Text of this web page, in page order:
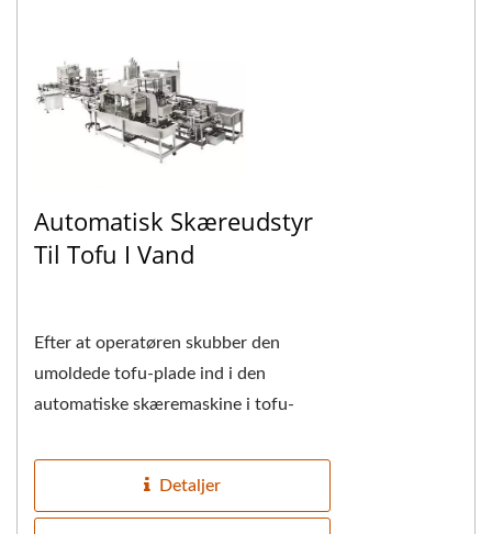
Automatisk Skæreudstyr
Til Tofu I Vand
Efter at operatøren skubber den
umoldede tofu-plade ind i den
automatiske skæremaskine i tofu-
transportbånd, der automatisk...
Detaljer